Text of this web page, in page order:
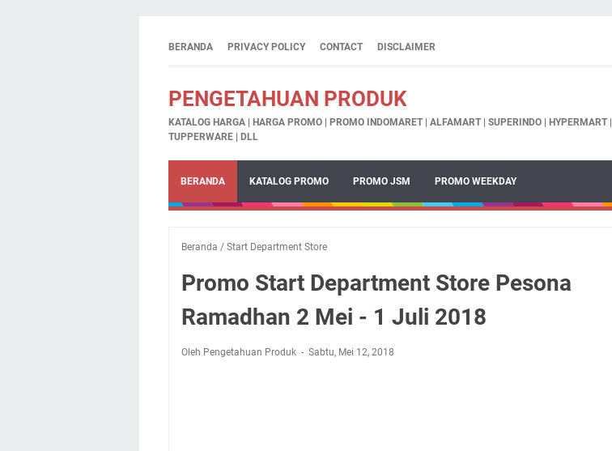
BERANDA PRIVACY POLICY CONTACT DISCLAIMER
PENGETAHUAN PRODUK
KATALOG HARGA | HARGA PROMO | PROMO INDOMARET | ALFAMART | SUPERINDO |
TUPPERWARE | DLL
BERANDA KATALOG PROMO PROMO JSM PROMO WEEKDAY
Beranda / Start Department Store
Promo Start Department Store Pesona
Ramadhan 2 Mei - 1 Juli 2018
Oleh Pengetahuan Produk Sabtu, Mei 12, 2018